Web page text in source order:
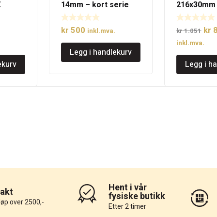
996.
14mm – kort serie
kr 500 inkl.mva.
Legg i handlekurv
kr1.051
pris
var:
kr
kr
inkl.mva.
Legg i
over 2500,-
Hent i vår
fysiske butikk
Etter 2 timer